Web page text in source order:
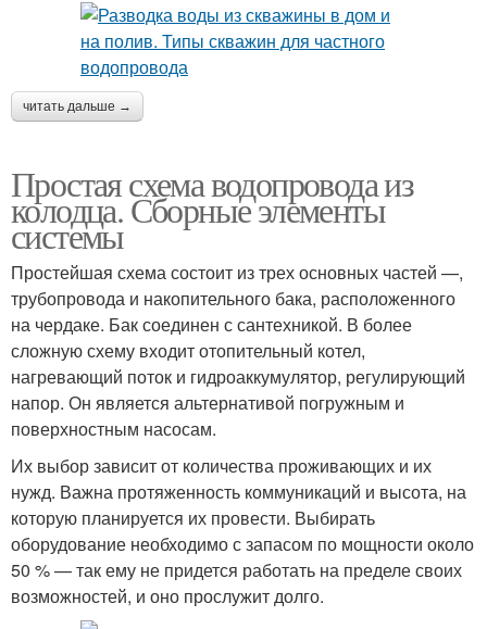
читать дальше →
Простая схема водопровода из
колодца. Сборные элементы
системы
Простейшая схема состоит из трех основных частей —,
трубопровода и накопительного бака, расположенного
на чердаке. Бак соединен с сантехникой. В более
сложную схему входит отопительный котел,
нагревающий поток и гидроаккумулятор, регулирующий
напор. Он является альтернативой погружным и
поверхностным насосам.
Их выбор зависит от количества проживающих и их
нужд. Важна протяженность коммуникаций и высота, на
которую планируется их провести. Выбирать
оборудование необходимо с запасом по мощности около
50 % — так ему не придется работать на пределе своих
возможностей, и оно прослужит долго.